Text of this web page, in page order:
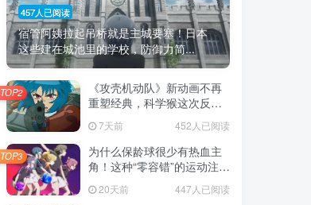
457人已阅读
宿管阿姨拉起吊桥就是主城要塞！日本
这些建在城池里的学校，防御力简...
《攻壳机动队》新动画不再
重塑经典，科学猴这次反而
7天前 452人已阅读
TOP2
为什么保龄球很少有热血主
角！这种“零容错”的运动注定
们的生活！
20天前 447人已阅读
TOP3